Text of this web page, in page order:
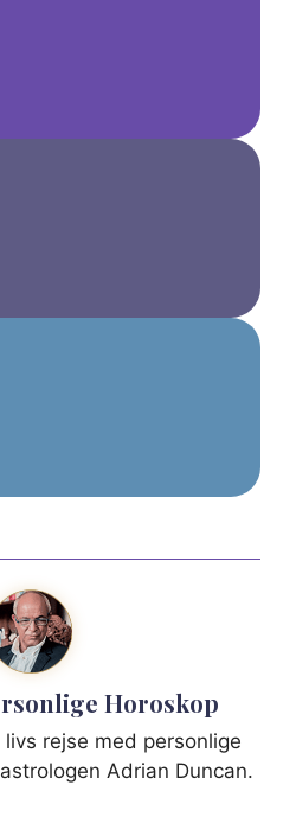
Horoskop
rejse med personlige
Adrian Duncan.